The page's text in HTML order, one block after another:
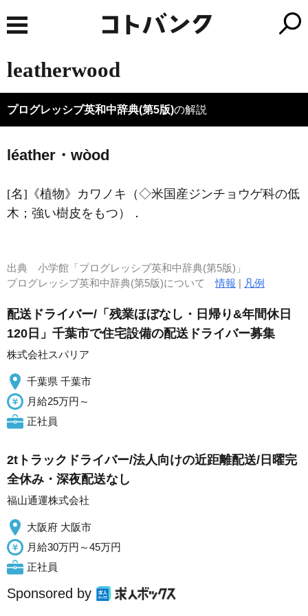
leatherwood
プログレッシブ英和中辞典(第5版)の解説
léather・wòod
[名] 《植物》 カワノキ（◇米国産ジンチョウゲ科の低
木；強い樹皮をもつ）
．
出典 小学館「プログレッシブ英和中辞典(第5版)」
プログレッシブ英和中辞典(第5版)について情報 | 凡例
配送ドライバー/「残業ほぼなし・日帰り&年間休日
120日」千葉市で住宅設備の配送ドライバー募集
株式会社スパリア
千葉県 千葉市
月給25万円～
正社員
2tトラックドライバー/法人向けの近距離配送/日曜完
全休み・深夜配送なし
福山通運株式会社
大阪府 大阪市
月給30万円～45万円
正社員
Sponsored by